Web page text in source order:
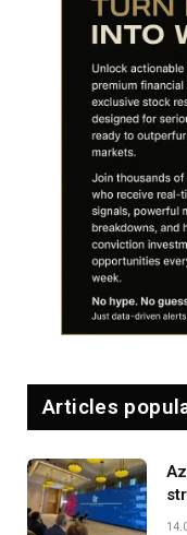
Articles